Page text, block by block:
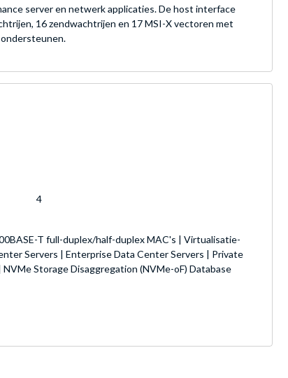
server en netwerk applicaties. De host interface
16 zendwachtrijen en 17 MSI-X vectoren met
4
T full-duplex/half-duplex MAC's | Virtualisatie-
Servers | Enterprise Data Center Servers | Private
Storage Disaggregation (NVMe-oF) Database